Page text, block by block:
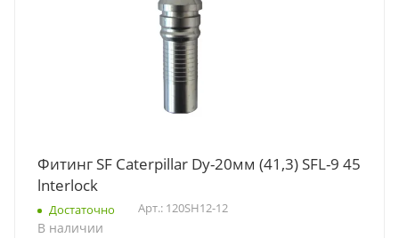
Фитинг SF Caterpillar Dy-20мм (41,3) SFL-9 45
lnterlock
Достаточно Арт.: 120SH12-12
В наличии